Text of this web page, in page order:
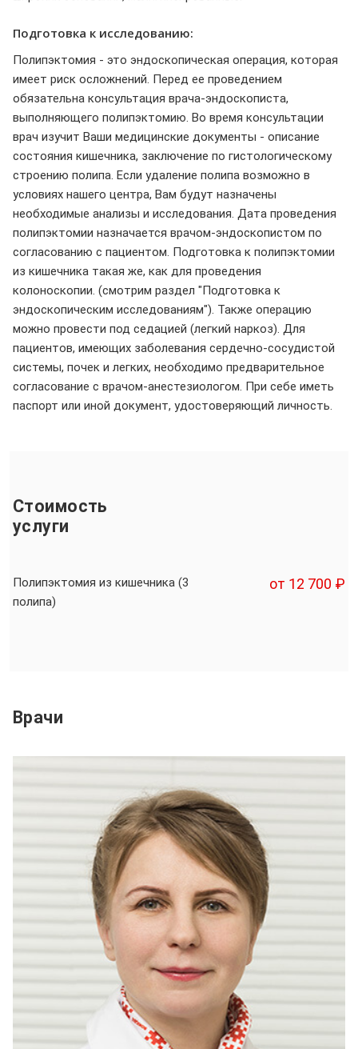
Подготовка к исследованию:
Полипэктомия - это эндоскопическая операция, которая
имеет риск осложнений. Перед ее проведением
обязательна консультация врача-эндоскописта,
выполняющего полипэктомию. Во время консультации
врач изучит Ваши медицинские документы - описание
состояния кишечника, заключение по гистологическому
строению полипа. Если удаление полипа возможно в
условиях нашего центра, Вам будут назначены
необходимые анализы и исследования. Дата проведения
полипэктомии назначается врачом-эндоскопистом по
согласованию с пациентом. Подготовка к полипэктомии
из кишечника такая же, как для проведения
колоноскопии. (смотрим раздел "Подготовка к
эндоскопическим исследованиям"). Также операцию
можно провести под седацией (легкий наркоз). Для
пациентов, имеющих заболевания сердечно-сосудистой
системы, почек и легких, необходимо предварительное
согласование с врачом-анестезиологом. При себе иметь
паспорт или иной документ, удостоверяющий личность.
Стоимость
услуги
Полипэктомия из кишечника (3
полипа)
от 12 700 ₽
Врачи